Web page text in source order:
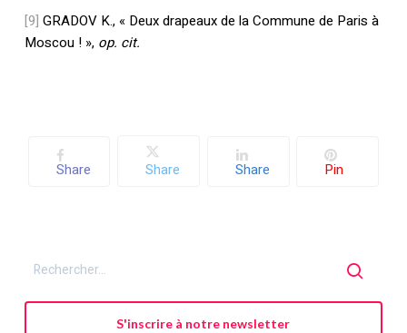
[9] GRADOV K., « Deux drapeaux de la Commune de Paris à
Moscou ! », op. cit.
Share Share Share Pin
S'inscrire à notre newsletter